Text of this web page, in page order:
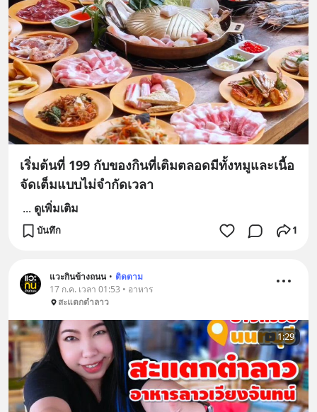
เริ่มต้นที่ 199 กับของกินที่เติมตลอดมีทั้งหมูและเนื้อ
จัดเต็มแบบไม่จำกัดเวลา
... ดูเพิ่มเติม
บันทึก 1
แวะกินข้างถนน • ติดตาม
17 ก.ค. เวลา 01:53 • อาหาร
สะแตกตำลาว
1:29